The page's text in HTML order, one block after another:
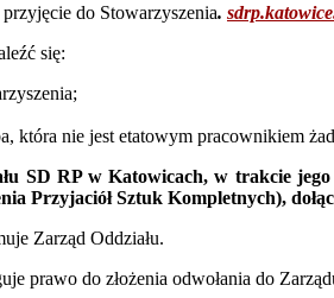
do Stowarzyszenia.
się:
która nie jest etatowym pracownikiem
SD RP w Katowicach, w trakcie
Przyjaciół Sztuk Kompletnych),
Zarząd Oddziału.
prawo do złożenia odwołania do